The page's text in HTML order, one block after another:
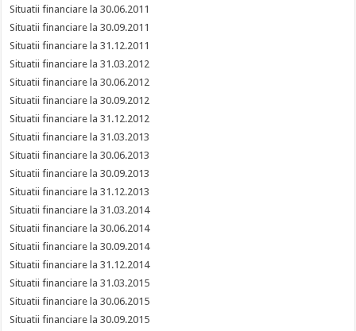
Situatii financiare la 30.06.2011
Situatii financiare la 30.09.2011
Situatii financiare la 31.12.2011
Situatii financiare la 31.03.2012
Situatii financiare la 30.06.2012
Situatii financiare la 30.09.2012
Situatii financiare la 31.12.2012
Situatii financiare la 31.03.2013
Situatii financiare la 30.06.2013
Situatii financiare la 30.09.2013
Situatii financiare la 31.12.2013
Situatii financiare la 31.03.2014
Situatii financiare la 30.06.2014
Situatii financiare la 30.09.2014
Situatii financiare la 31.12.2014
Situatii financiare la 31.03.2015
Situatii financiare la 30.06.2015
Situatii financiare la 30.09.2015